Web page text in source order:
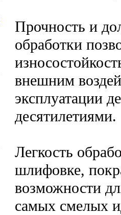
Прочность и
обработки
внешним
эксплуатации
десятилетиями.
Легкость
шлифовке,
возможности
самых смелых